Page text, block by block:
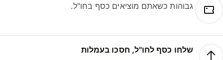
גבוהות כשאתם מוציאים כסף בחו"ל.
שלחו כסף לחו"ל, חסכו בעמלות